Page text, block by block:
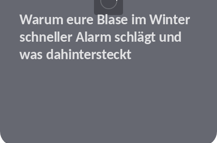
Warum eure Blase im Winter
schneller Alarm schlägt und
was dahintersteckt